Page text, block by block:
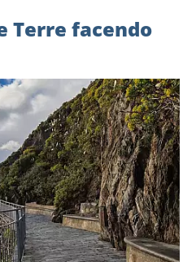
Terre facendo